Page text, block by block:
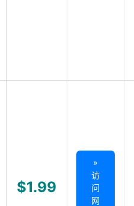
$1.99
»
访
问
网